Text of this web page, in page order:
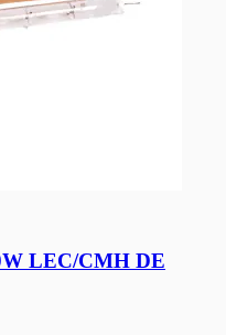
LEC/CMH DE